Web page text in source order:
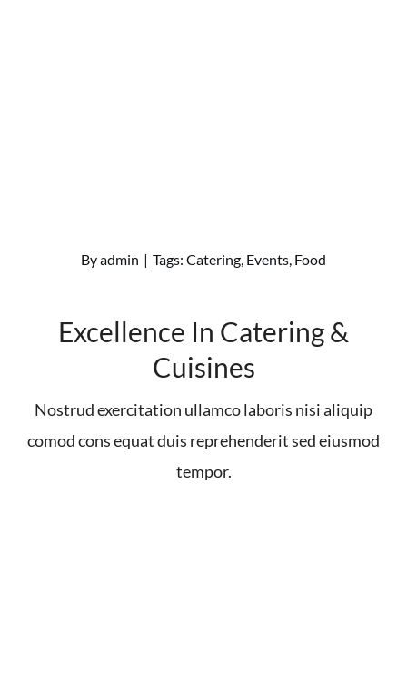
Byadmin | Tags: Catering, Events, Food
Excellence In Catering &
Cuisines
Nostrud exercitation ullamco laboris nisi aliquip
comod cons equat duis reprehenderit sed eiusmod
tempor.